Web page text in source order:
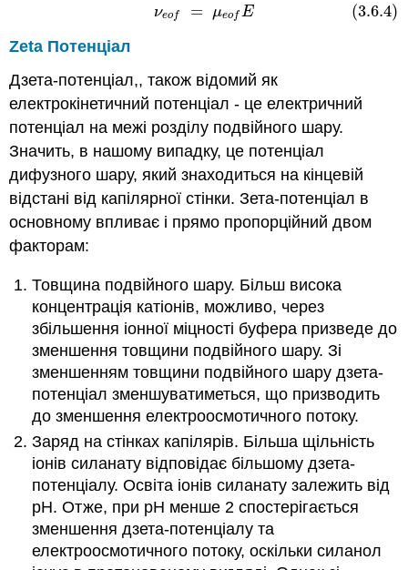
νeof = μeof E (3.6.4)
(3.6.4) eo = μeo
Zeta Потенціал
Дзета-потенціал,, також відомий як
електрокінетичний потенціал - це електричний
потенціал на межі розділу подвійного шару.
Значить, в нашому випадку, це потенціал
дифузного шару, який знаходиться на кінцевій
відстані від капілярної стінки. Зета-потенціал в
основному впливає і прямо пропорційний двом
факторам:
Товщина подвійного шару. Більш висока
концентрація катіонів, можливо, через
збільшення іонної міцності буфера призведе до
зменшення товщини подвійного шару. Зі
зменшенням товщини подвійного шару дзета-
потенціал зменшуватиметься, що призводить
до зменшення електроосмотичного потоку.
Заряд на стінках капілярів. Більша щільність
іонів силанату відповідає більшому дзета-
потенціалу. Освіта іонів силанату залежить від
рН. Отже, при рН менше 2 спостерігається
зменшення дзета-потенціалу та
електроосмотичного потоку, оскільки силанол